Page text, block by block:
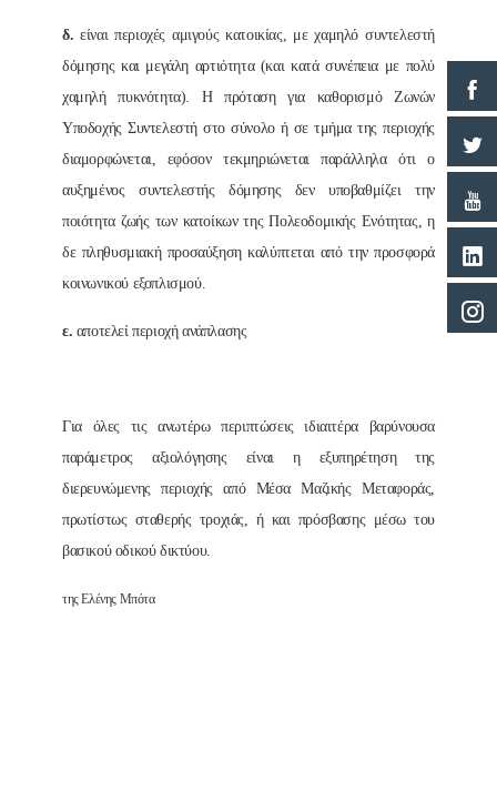
δ. είναι περιοχές αμιγούς κατοικίας, με χαμηλό συντελεστή
δόμησης και μεγάλη αρτιότητα (και κατά συνέπεια με πολύ
χαμηλή πυκνότητα). Η πρόταση για καθορισμό Ζωνών
Υποδοχής Συντελεστή στο σύνολο ή σε τμήμα της περιοχής
διαμορφώνεται, εφόσον τεκμηριώνεται παράλληλα ότι ο
αυξημένος συντελεστής δόμησης δεν υποβαθμίζει την
ποιότητα ζωής των κατοίκων της Πολεοδομικής Ενότητας, η
δε πληθυσμιακή προσαύξηση καλύπτεται από την προσφορά
κοινωνικού εξοπλισμού.
ε. αποτελεί περιοχή ανάπλασης
Για όλες τις ανωτέρω περιπτώσεις ιδιαιτέρα βαρύνουσα
παράμετρος αξιολόγησης είναι η εξυπηρέτηση της
διερευνώμενης περιοχής από Μέσα Μαζικής Μεταφοράς,
πρωτίστως σταθερής τροχιάς, ή και πρόσβασης μέσω του
βασικού οδικού δικτύου.
της Ελένης Μπότα